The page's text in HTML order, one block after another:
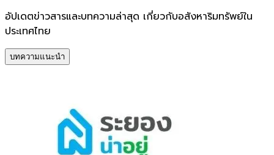
อัปเดตข่าวสารและบทความล่าสุด เกี่ยวกับอสังหาริมทรัพย์ใน
ประเทศไทย
บทความแนะนำ